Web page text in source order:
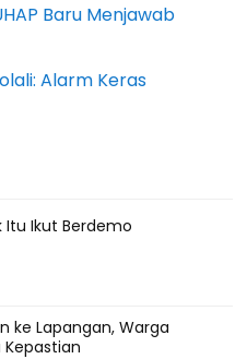
Baru Menjawab
Alarm Keras
Itu Ikut Berdemo
ke Lapangan, Warga